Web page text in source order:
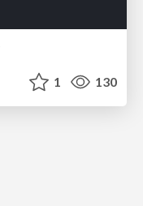
1 130